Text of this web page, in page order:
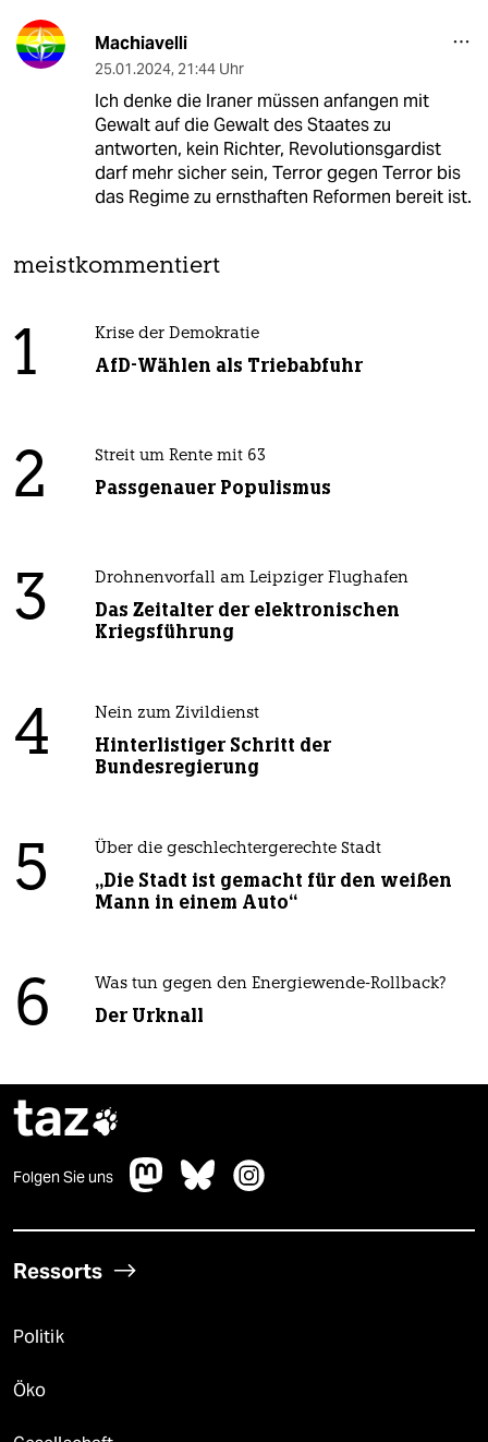
Machiavelli
25.01.2024, 21:44 Uhr
Ich denke die Iraner müssen anfangen mit
Gewalt auf die Gewalt des Staates zu
antworten, kein Richter, Revolutionsgardist
darf mehr sicher sein, Terror gegen Terror bis
das Regime zu ernsthaften Reformen bereit ist.
meistkommentiert
1 Krise der Demokratie
AfD-Wählen als Triebabfuhr
2 Streit um Rente mit 63
Passgenauer Populismus
3 Drohnenvorfall am Leipziger Flughafen
Das Zeitalter der elektronischen
Kriegsführung
4 Nein zum Zivildienst
Hinterlistiger Schritt der
Bundesregierung
5 Über die geschlechtergerechte Stadt
„Die Stadt ist gemacht für den weißen
Mann in einem Auto“
6 Was tun gegen den Energiewende-Rollback?
Der Urknall
taz
Folgen Sie uns
Ressorts
Politik
Öko